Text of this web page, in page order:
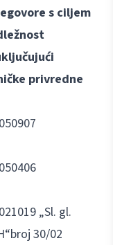
s ciljem
privredne
„Sl. gl.
30/02